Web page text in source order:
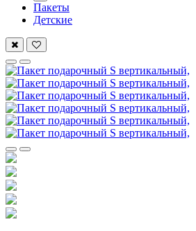
Пакеты
Детские